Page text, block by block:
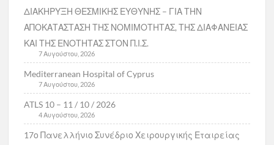
ΔΙΑΚΗΡΥΞΗ ΘΕΣΜΙΚΗΣ ΕΥΘΥΝΗΣ – ΓΙΑ ΤΗΝ
ΑΠΟΚΑΤΑΣΤΑΣΗ ΤΗΣ ΝΟΜΙΜΟΤΗΤΑΣ, ΤΗΣ ΔΙΑΦΑΝΕΙΑΣ
ΚΑΙ ΤΗΣ ΕΝΟΤΗΤΑΣ ΣΤΟΝ Π.Ι.Σ.
7 Αυγούστου, 2026
Mediterranean Hospital of Cyprus
7 Αυγούστου, 2026
ATLS 10 – 11 / 10 / 2026
4 Αυγούστου, 2026
17ο Πανελλήνιο Συνέδριο Χειρουργικής Εταιρείας